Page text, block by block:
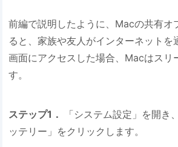
前編で説明したように、Macの共有オ
ると、家族や友人がインターネットを
画面にアクセスした場合、Macはスリ
す。
ステップ1．
「システム設定」を開き
ッテリー」をクリックします。